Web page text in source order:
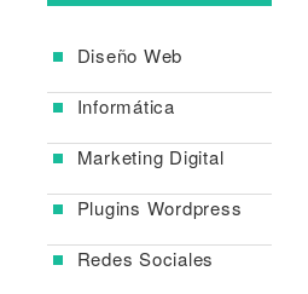
Diseño Web
Informática
Marketing Digital
Plugins Wordpress
Redes Sociales